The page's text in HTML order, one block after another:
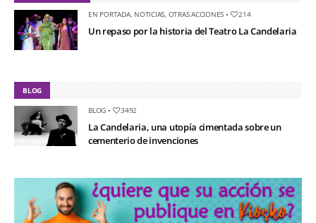
EN PORTADA, NOTICIAS OTRAS ACCIONES • 214
Un repaso por la historia del Teatro La Candelaria
BLOG
BLOG • 3492
La Candelaria, una utopía cimentada sobre un
cementerio de invenciones